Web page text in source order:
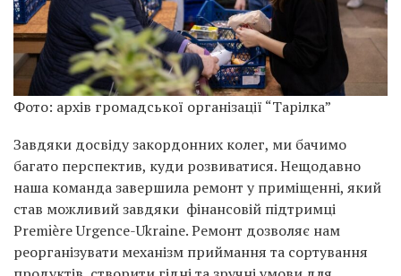
Фото: архів громадської організації “Тарілка”
Завдяки досвіду закордонних колег, ми бачимо
багато перспектив, куди розвиватися. Нещодавно
наша команда завершила ремонт у приміщенні, який
став можливий завдяки фінансовій підтримці
Première Urgence-Ukraine. Ремонт дозволяє нам
реорганізувати механізм приймання та сортування